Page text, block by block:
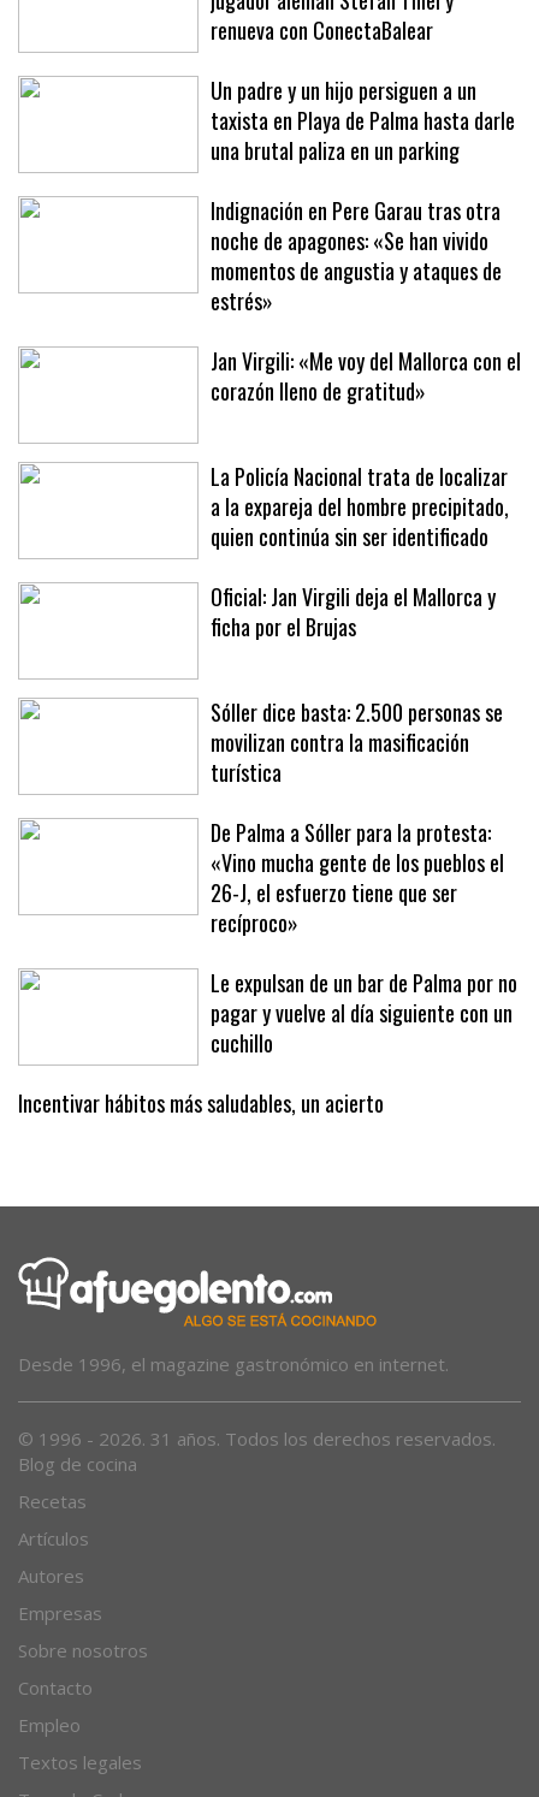
El Club Voleibol Manacor presenta al
jugador alemán Stefan Thiel y
renueva con ConectaBalear
Un padre y un hijo persiguen a un
taxista en Playa de Palma hasta darle
una brutal paliza en un parking
Indignación en Pere Garau tras otra
noche de apagones: «Se han vivido
momentos de angustia y ataques de
estrés»
Jan Virgili: «Me voy del Mallorca con el
La Policía Nacional trata de localizar
a la expareja del hombre precipitado,
quien continúa sin ser identificado
Oficial: Jan Virgili deja el Mallorca y
Sóller dice basta: 2.500 personas se
movilizan contra la masificación
turística
De Palma a Sóller para la protesta:
«Vino mucha gente de los pueblos el
26-J, el esfuerzo tiene que ser
recíproco»
Le expulsan de un bar de Palma por no
pagar y vuelve al día siguiente con un
cuchillo
Blog de cocina
Recetas
Artículos
Autores
Empresas
Sobre nosotros
Contacto
Empleo